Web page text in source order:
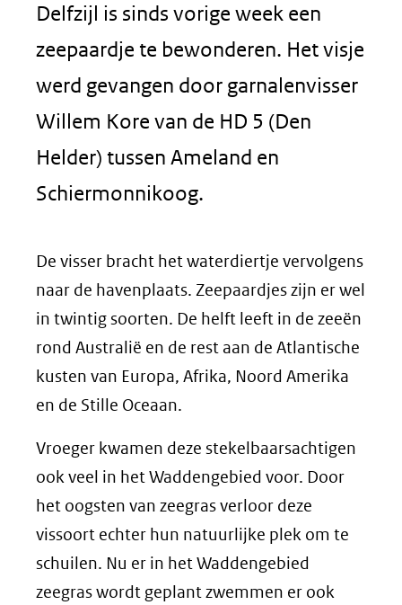
Delfzijl is sinds vorige week een
zeepaardje te bewonderen. Het visje
werd gevangen door garnalenvisser
Willem Kore van de HD 5 (Den
Helder) tussen Ameland en
Schiermonnikoog.
De visser bracht het waterdiertje vervolgens
naar de havenplaats. Zeepaardjes zijn er wel
in twintig soorten. De helft leeft in de zeeën
rond Australië en de rest aan de Atlantische
kusten van Europa, Afrika, Noord Amerika
en de Stille Oceaan.
Vroeger kwamen deze stekelbaarsachtigen
ook veel in het Waddengebied voor. Door
het oogsten van zeegras verloor deze
vissoort echter hun natuurlijke plek om te
schuilen. Nu er in het Waddengebied
zeegras wordt geplant zwemmen er ook